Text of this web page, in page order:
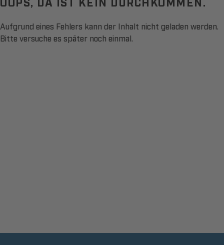
Aufgrund eines Fehlers kann der Inhalt nicht geladen werden.
Bitte versuche es später noch einmal.